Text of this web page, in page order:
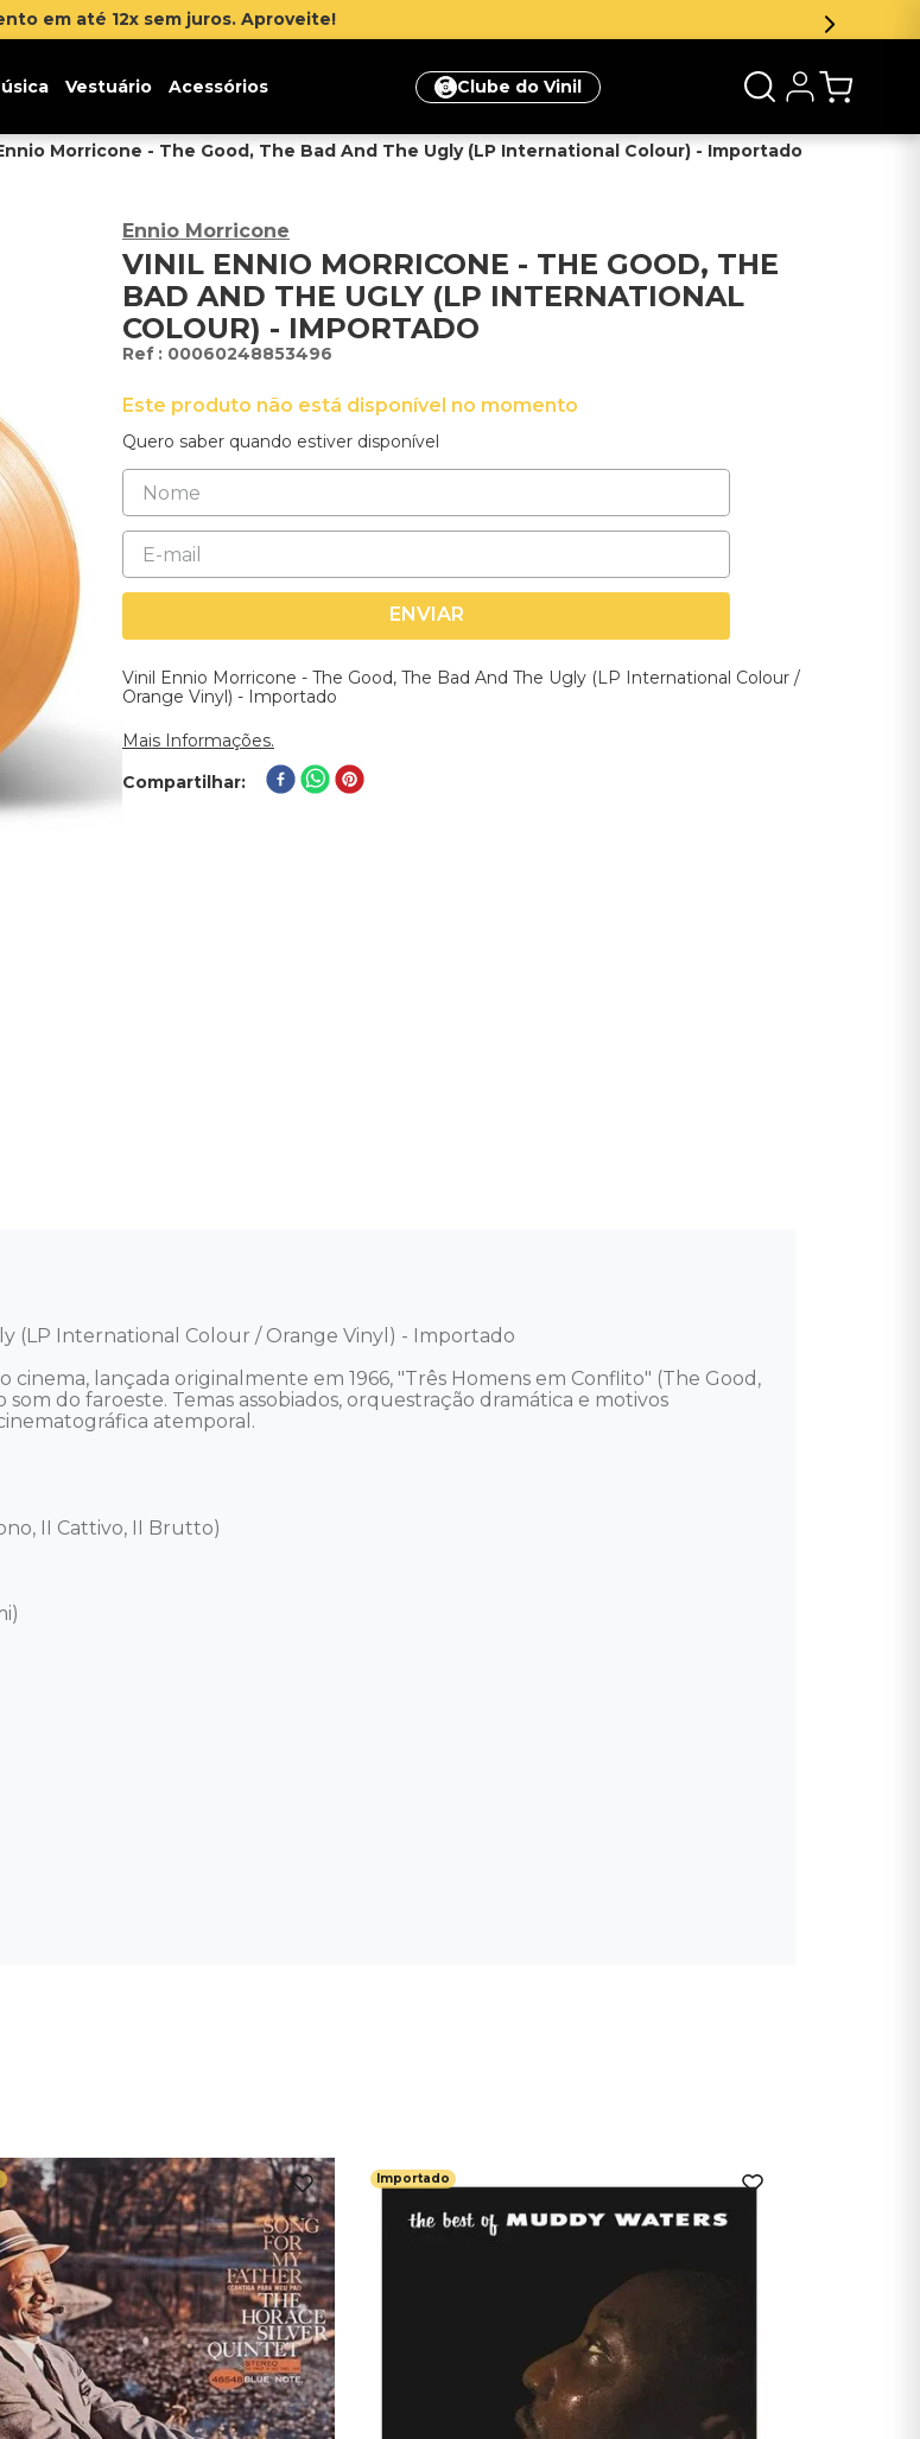
Inscreva-se na newsletter e ganhe 5% de
Vestuário Acessórios Clube do Vinil
Morricone - The Good, The Bad And The Ugly (LP International Colour) - Importado
Ennio Morricone
VINIL ENNIO MORRICONE - THE GOOD, THE
BAD AND THE UGLY (LP INTERNATIONAL
COLOUR) - IMPORTADO
: 00060248853496
Este produto não está disponível no momento
Quero saber quando estiver disponível
ENVIAR
Vinil Ennio Morricone - The Good, The Bad And The Ugly (LP International Colour /
Orange Vinyl) - Importado
Mais Informações.
Compartilhar
(LP International Colour / Orange Vinyl) - Importado
cinema, lançada originalmente em 1966, "Três Homens em Conflito" (The Good,
do faroeste. Temas assobiados, orquestração dramática e motivos
atemporal.
II Cattivo, II Brutto)
Importado